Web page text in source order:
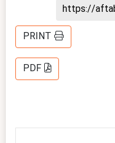
https://
PRINT
PDF